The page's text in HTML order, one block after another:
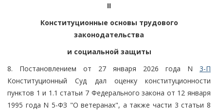
II
Конституционные основы трудового
законодательства
и социальной защиты
8. Постановлением от 27 января 2026 года N 3-П
Конституционный Суд дал оценку конституционности
пунктов 1 и 1.1 статьи 7 Федерального закона от 12 января
1995 года N 5-ФЗ "О ветеранах", а также части 3 статьи 8